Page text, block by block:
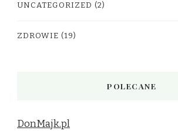
UNCATEGORIZED (2)
ZDROWIE (19)
POLECANE
DonMajk.pl